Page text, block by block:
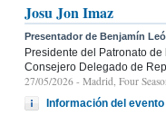
Josu Jon Imaz
Presentador de Benjamín
Presidente del Patronato
Consejero Delegado de
27/05/2026 - Madrid, Four
Información del evento